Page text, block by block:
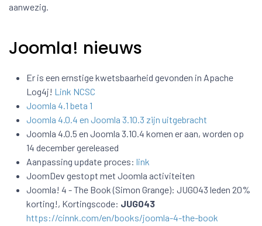
aanwezig.
Joomla! nieuws
Er is een ernstige kwetsbaarheid gevonden in Apache
Log4j! Link NCSC
Joomla 4.1 beta 1
Joomla 4.0.4 en Joomla 3.10.3 zijn uitgebracht
Joomla 4.0.5 en Joomla 3.10.4 komen er aan, worden op
14 december gereleased
Aanpassing update proces: link
JoomDev gestopt met Joomla activiteiten
Joomla! 4 - The Book (Simon Grange): JUG043 leden 20%
korting!, Kortingscode: JUG043
https://cinnk.com/en/books/joomla-4-the-book